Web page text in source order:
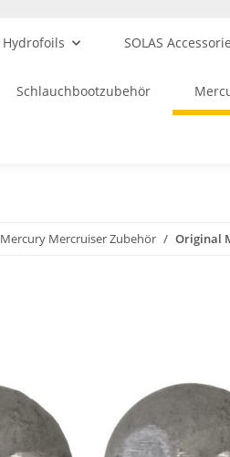
Hydrofoils SOLAS
Schlauchbootzubehör
Mercury Mercruiser Zubehör Original